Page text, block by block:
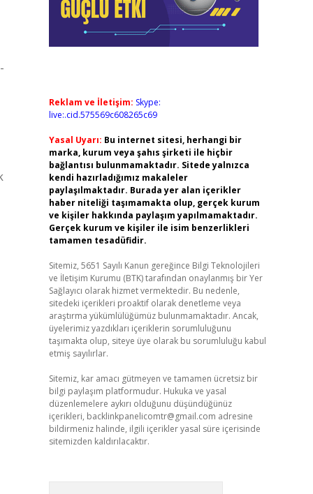
Reklam ve İletişim: Skype:
live:.cid.575569c608265c69
Yasal Uyarı: Bu internet sitesi, herhangi bir
marka, kurum veya şahıs şirketi ile hiçbir
bağlantısı bulunmamaktadır. Sitede yalnızca
kendi hazırladığımız makaleler
paylaşılmaktadır. Burada yer alan içerikler
haber niteliği taşımamakta olup, gerçek kurum
ve kişiler hakkında paylaşım yapılmamaktadır.
Gerçek kurum ve kişiler ile isim benzerlikleri
tamamen tesadüfidir.
Sitemiz, 5651 Sayılı Kanun gereğince Bilgi Teknolojileri
ve İletişim Kurumu (BTK) tarafından onaylanmış bir Yer
Sağlayıcı olarak hizmet vermektedir. Bu nedenle,
sitedeki içerikleri proaktif olarak denetleme veya
araştırma yükümlülüğümüz bulunmamaktadır. Ancak,
üyelerimiz yazdıkları içeriklerin sorumluluğunu
taşımakta olup, siteye üye olarak bu sorumluluğu kabul
etmiş sayılırlar.
Sitemiz, kar amacı gütmeyen ve tamamen ücretsiz bir
bilgi paylaşım platformudur. Hukuka ve yasal
düzenlemelere aykırı olduğunu düşündüğünüz
içerikleri, backlinkpanelicomtr@gmail.com adresine
bildirmeniz halinde, ilgili içerikler yasal süre içerisinde
sitemizden kaldırılacaktır.